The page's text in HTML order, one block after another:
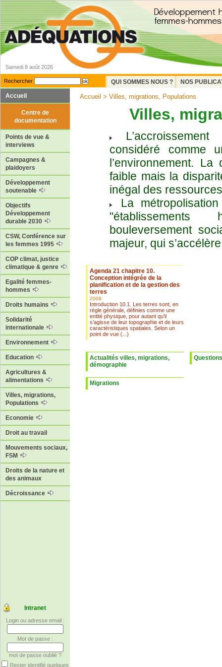
Samedi 8 août 2026
Rechercher QUI SOMMES NOUS ?
NOS
Accueil
Centre de
documentation
Points de vue &
interviews
Campagnes &
plaidoyers
Développement
soutenable
Objectifs
Développement
durable 2030
CSW, Conférence sur
les femmes 1995
COP climat, justice
climatique & genre
Egalité femmes-
hommes
Droits humains
Solidarité
internationale
Environnement
Education
Agricultures &
alimentations
Villes, migrations,
Populations
Economie
Droit au travail
Mouvements sociaux,
FSM
Droits de la nature et
des animaux
Décroissance
Intranet
Login ou adresse email :
Mot de passe :
mot de passe oublié ?
Rester identifié quelques
Accueil > Villes, migrations, Populations
Villes,
considéré comme
l’environnement.
faible mais la
inégal des
La
bouleversement
majeur, qui
Agenda 21 chapitre 10.
Conception intégrée de la
planification et de la gestion des
terres
2008
Introduction 10.1. Les terres sont, en
règle générale, définies comme une
entité physique, pour autant qu’il
s’agisse de leur topographie et de leurs
caractéristiques spatiales. Selon un
point de vue (...)
Actualités villes, migrations,
démographie
Migrations